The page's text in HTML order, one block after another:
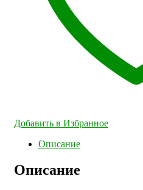
Добавить в Избранное
Описание
Описание